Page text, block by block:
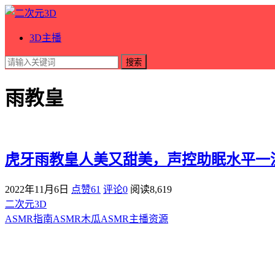
3D主播
搜索
雨教皇
虎牙雨教皇人美又甜美，声控助眠水平一
2022年11月6日 点赞61 评论0 阅读8,619
二次元3D
ASMR指南ASMR木瓜ASMR主播资源